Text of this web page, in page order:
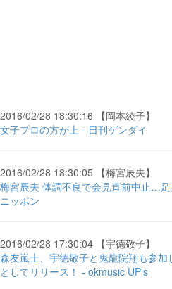
2016/02/28 18:30:16 【岡本綾子】
女子プロの方が上 - 日刊ゲンダイ
2016/02/28 18:30:05 【梅宮辰夫】
梅宮辰夫 体調不良で会見直前中止…
ニッポン
2016/02/28 17:30:04 【宇徳敬子】
森友嵐士、宇徳敬子と鬼龍院翔も参
としてリリース！ - okmusic UP's